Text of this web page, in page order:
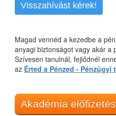
Visszahívást kérek!
Magad vennéd a kezedbe a
anyagi biztonságot vagy akár a
Szívesen tanulnál, fejlődnél
az Érted a Pénzed -
Akadémia előfizetés